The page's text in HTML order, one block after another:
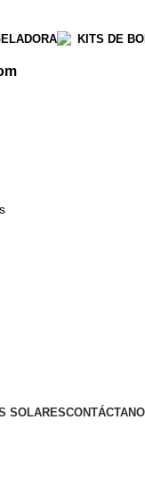
KITS DE
SOLARES